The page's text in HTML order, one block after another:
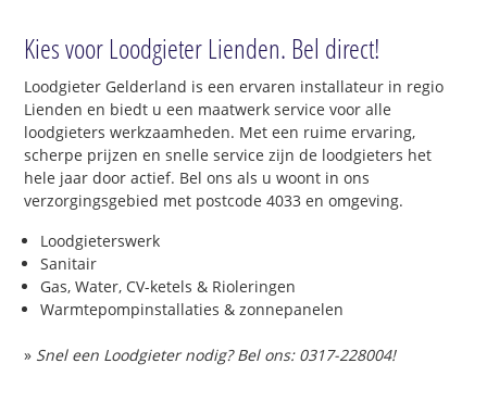
Kies voor Loodgieter Lienden. Bel direct!
Loodgieter Gelderland is een ervaren installateur in regio
Lienden en biedt u een maatwerk service voor alle
loodgieters werkzaamheden. Met een ruime ervaring,
scherpe prijzen en snelle service zijn de loodgieters het
hele jaar door actief. Bel ons als u woont in ons
verzorgingsgebied met postcode 4033 en omgeving.
Loodgieterswerk
Sanitair
Gas, Water, CV-ketels & Rioleringen
Warmtepompinstallaties & zonnepanelen
» Snel een Loodgieter nodig? Bel ons: 0317-228004!